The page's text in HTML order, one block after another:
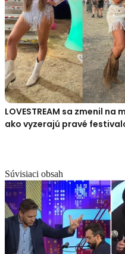
LOVESTREAM sa zmenil
ako vyzerajú pravé
Súvisiaci obsah